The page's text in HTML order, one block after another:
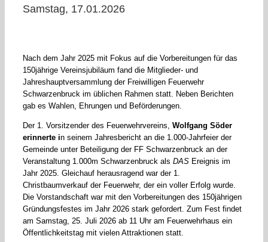
Samstag, 17.01.2026
Nach dem Jahr 2025 mit Fokus auf die Vorbereitungen für das
150jährige Vereinsjubiläum fand die Mitglieder- und
Jahreshauptversammlung der Freiwilligen Feuerwehr
Schwarzenbruck im üblichen Rahmen statt. Neben Berichten
gab es Wahlen, Ehrungen und Beförderungen.
Der 1. Vorsitzender des Feuerwehrvereins, Wolfgang Söder
erinnerte in seinem Jahresbericht an die 1.000-Jahrfeier der
Gemeinde unter Beteiligung der FF Schwarzenbruck an der
Veranstaltung 1.000m Schwarzenbruck als DASEreignis im
Jahr 2025. Gleichauf herausragend war der 1.
Christbaumverkauf der Feuerwehr, der ein voller Erfolg wurde.
Die Vorstandschaft war mit den Vorbereitungen des 150jährigen
Gründungsfestes im Jahr 2026 stark gefordert. Zum Fest findet
am Samstag, 25. Juli 2026 ab 11 Uhr am Feuerwehrhaus ein
Öffentlichkeitstag mit vielen Attraktionen statt.